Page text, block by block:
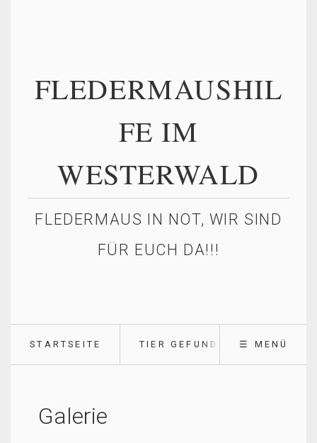
FLEDERMAUSHIL
FE IM
WESTERWALD
FLEDERMAUS IN NOT, WIR SIND
FÜR EUCH DA!!!
STARTSEITE TIER GEFUNDEN ☰ MENÜ
Galerie